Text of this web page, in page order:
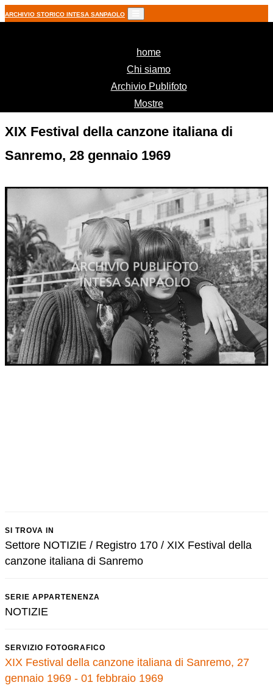
ARCHIVIO STORICO INTESA SANPAOLO
home(current)
Chi siamo
Archivio Publifoto
Mostre
XIX Festival della canzone italiana di
Sanremo, 28 gennaio 1969
SI TROVA IN
Settore NOTIZIE / Registro 170 / XIX Festival della
canzone italiana di Sanremo
SERIE APPARTENENZA
NOTIZIE
SERVIZIO FOTOGRAFICO
XIX Festival della canzone italiana di Sanremo, 27
gennaio 1969 - 01 febbraio 1969